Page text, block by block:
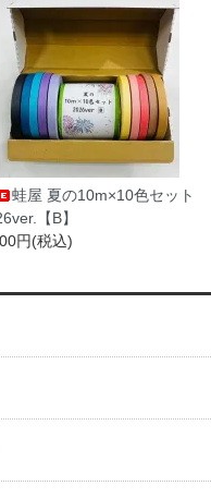
蛙屋 夏の10m×10色セット
【B】
円(税込)